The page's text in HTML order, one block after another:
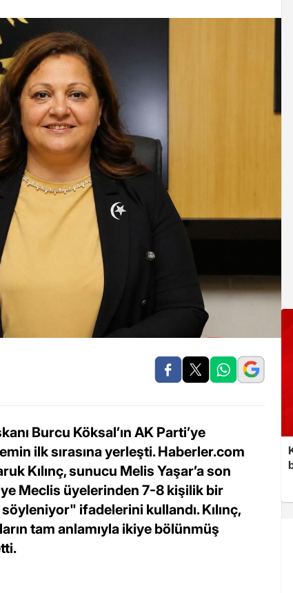
Burcu Köksal’ın AK Parti’ye
ilk sırasına yerleşti. Haberler.com
Kılınç, sunucu Melis Yaşar’a son
Meclis üyelerinden 7-8 kişilik bir
ifadelerini kullandı. Kılınç,
tam anlamıyla ikiye bölünmüş